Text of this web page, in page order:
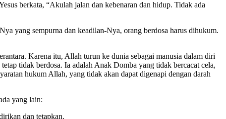
berkata, “Akulah jalan dan kebenaran dan hidup. Tidak ada
yang sempurna dan keadilan-Nya, orang berdosa harus dihukum.
Karena itu, Allah turun ke dunia sebagai manusia dalam diri
tidak berdosa. Ia adalah Anak Domba yang tidak bercacat cela,
hukum Allah, yang tidak akan dapat digenapi dengan darah
yang lain:
dan tetapkan.